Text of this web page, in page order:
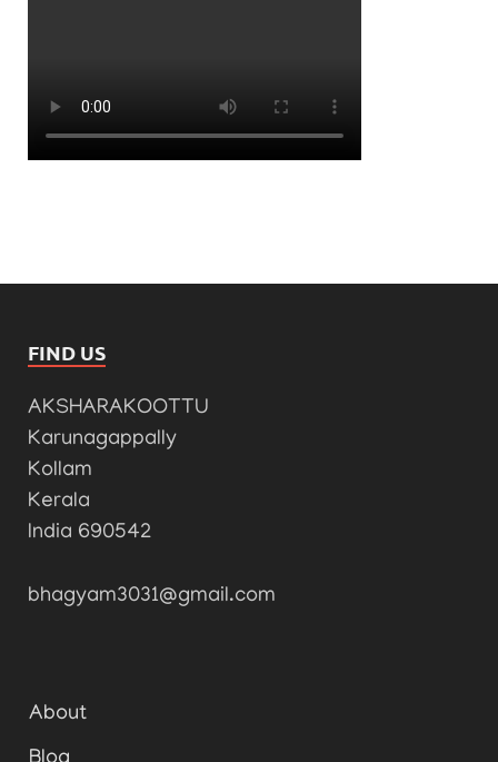
FIND US
AKSHARAKOOTTU
Karunagappally
Kollam
Kerala
India 690542
bhagyam3031@gmail.com
About